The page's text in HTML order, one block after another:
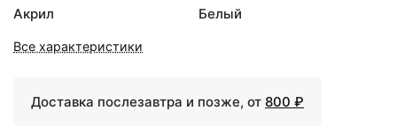
Экран фронтальный
Aquatek Мелисса EKR-
Акриловая ванна 180х95
см Aquatek Мелисса
Акрил Белый
Все характеристики
Доставка послезавтра и позже, от 800 ₽